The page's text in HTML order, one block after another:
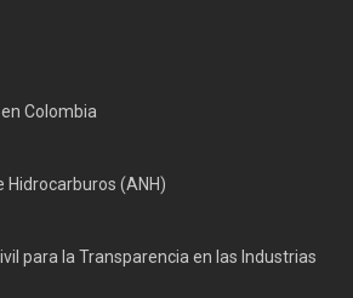
Colombia
Hidrocarburos (ANH)
para la Transparencia en las Industrias